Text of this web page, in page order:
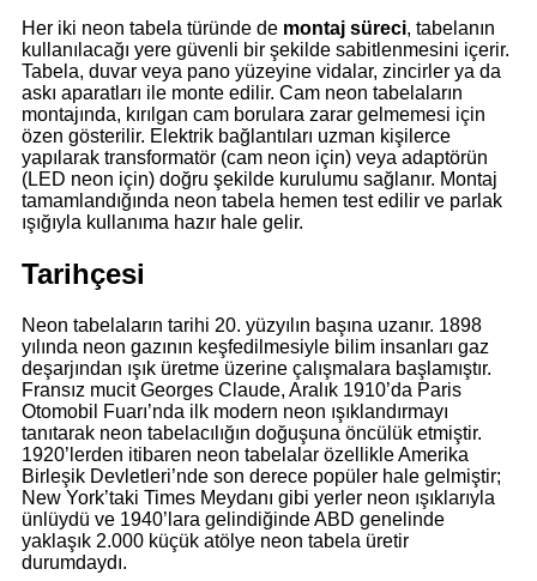
Her iki neon tabela türünde de montaj süreci, tabelanın
kullanılacağı yere güvenli bir şekilde sabitlenmesini içerir.
Tabela, duvar veya pano yüzeyine vidalar, zincirler ya da
askı aparatları ile monte edilir. Cam neon tabelaların
montajında, kırılgan cam borulara zarar gelmemesi için
özen gösterilir. Elektrik bağlantıları uzman kişilerce
yapılarak transformatör (cam neon için) veya adaptörün
(LED neon için) doğru şekilde kurulumu sağlanır. Montaj
tamamlandığında neon tabela hemen test edilir ve parlak
ışığıyla kullanıma hazır hale gelir.
Tarihçesi
Neon tabelaların tarihi 20. yüzyılın başına uzanır. 1898
yılında neon gazının keşfedilmesiyle bilim insanları gaz
deşarjından ışık üretme üzerine çalışmalara başlamıştır.
Fransız mucit Georges Claude, Aralık 1910’da Paris
Otomobil Fuarı’nda ilk modern neon ışıklandırmayı
tanıtarak neon tabelacılığın doğuşuna öncülük etmiştir.
1920’lerden itibaren neon tabelalar özellikle Amerika
Birleşik Devletleri’nde son derece popüler hale gelmiştir;
New York’taki Times Meydanı gibi yerler neon ışıklarıyla
ünlüydü ve 1940’lara gelindiğinde ABD genelinde
yaklaşık 2.000 küçük atölye neon tabela üretir
durumdaydı.